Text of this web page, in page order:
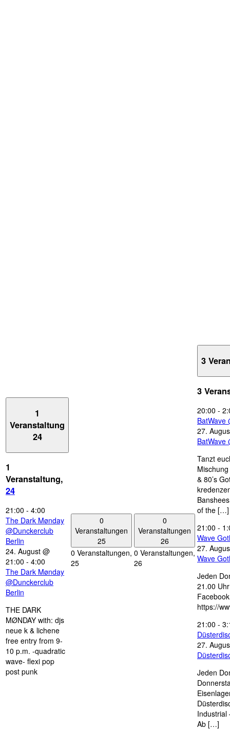
1
Veranstaltung
24
1
Veranstaltung,
24
21:00 - 4:00
The Dark Mønday
@Dunckerclub
Berlin
24. August @
21:00 - 4:00
The Dark Mønday
@Dunckerclub
Berlin
THE DARK
MØNDAY with: djs
neue k & lichene
free entry from 9-
10 p.m. -quadratic
wave- flexi pop
post punk
0
Veranstaltungen
25
0 Veranstaltungen,
25
0
Veranstaltungen
26
0 Veranstaltungen,
26
3
3
20:00 -
BatWave
27.
BatWave
Tanzt
& 80’s
of the […]
21:00 -
Wave
27.
Wave
Jeden
21.00
https://
21:00 -
27.
Jeden
Industrial
Ab […]